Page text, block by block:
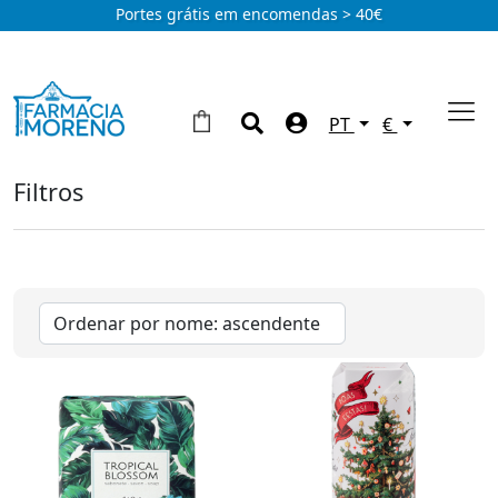
Portes grátis em encomendas > 40€
PT €
Filtros
Desodorizantes
Firmeza(3)
Higiene(25)
Mãos(19)
Pele atópica(16)
(12)